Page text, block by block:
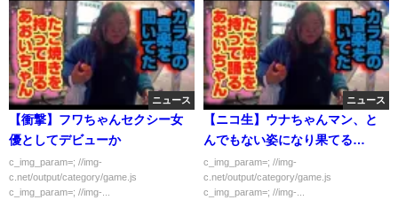
ニュース
【衝撃】フワちゃんセクシー女
優としてデビューか
c_img_param=; //img-
c.net/output/category/game.js
c_img_param=; //img-...
ニュース
【ニコ生】ウナちゃんマン、と
んでもない姿になり果てる…
c_img_param=; //img-
c.net/output/category/game.js
c_img_param=; //img-...